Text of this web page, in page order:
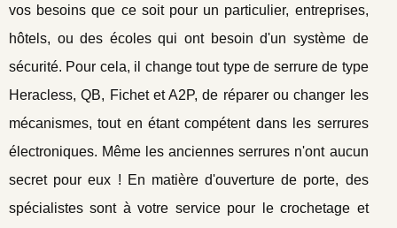
vos besoins que ce soit pour un particulier, entreprises,
hôtels, ou des écoles qui ont besoin d'un système de
sécurité. Pour cela, il change tout type de serrure de type
Heracless, QB, Fichet et A2P, de réparer ou changer les
mécanismes, tout en étant compétent dans les serrures
électroniques. Même les anciennes serrures n'ont aucun
secret pour eux ! En matière d'ouverture de porte, des
spécialistes sont à votre service pour le crochetage et